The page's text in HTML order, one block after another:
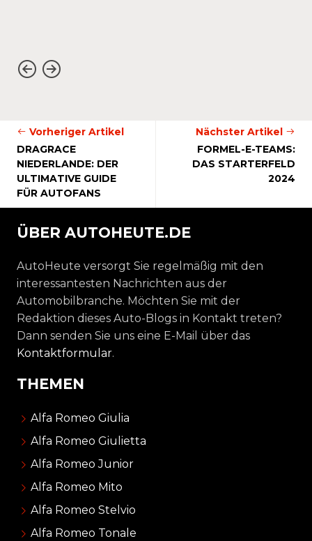
Vorheriger Artikel
DRAGRACE
NIEDERLANDE: DER
ULTIMATIVE GUIDE
FÜR AUTOFANS
Nächster Artikel
FORMEL-E-TEAMS:
DAS STARTERFELD
2024
ÜBER AUTOHEUTE.DE
AutoHeute versorgt Sie regelmäßig mit den
interessantesten Nachrichten aus der
Automobilbranche. Möchten Sie mit der
Redaktion dieses Auto-Blogs in Kontakt treten?
Dann senden Sie uns eine E-Mail über das
Kontaktformular.
THEMEN
Alfa Romeo Giulia
Alfa Romeo Giulietta
Alfa Romeo Junior
Alfa Romeo Mito
Alfa Romeo Stelvio
Alfa Romeo Tonale